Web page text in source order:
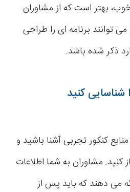
بهتر است که از مشاوران
توانند برنامه ای را طراحی
ذکر شده باشد.
شناسایی کنید
کنکور تجربی آشنا باشید و
کنید. مشاوران به شما اطلاعات
می دهند که باید پس از